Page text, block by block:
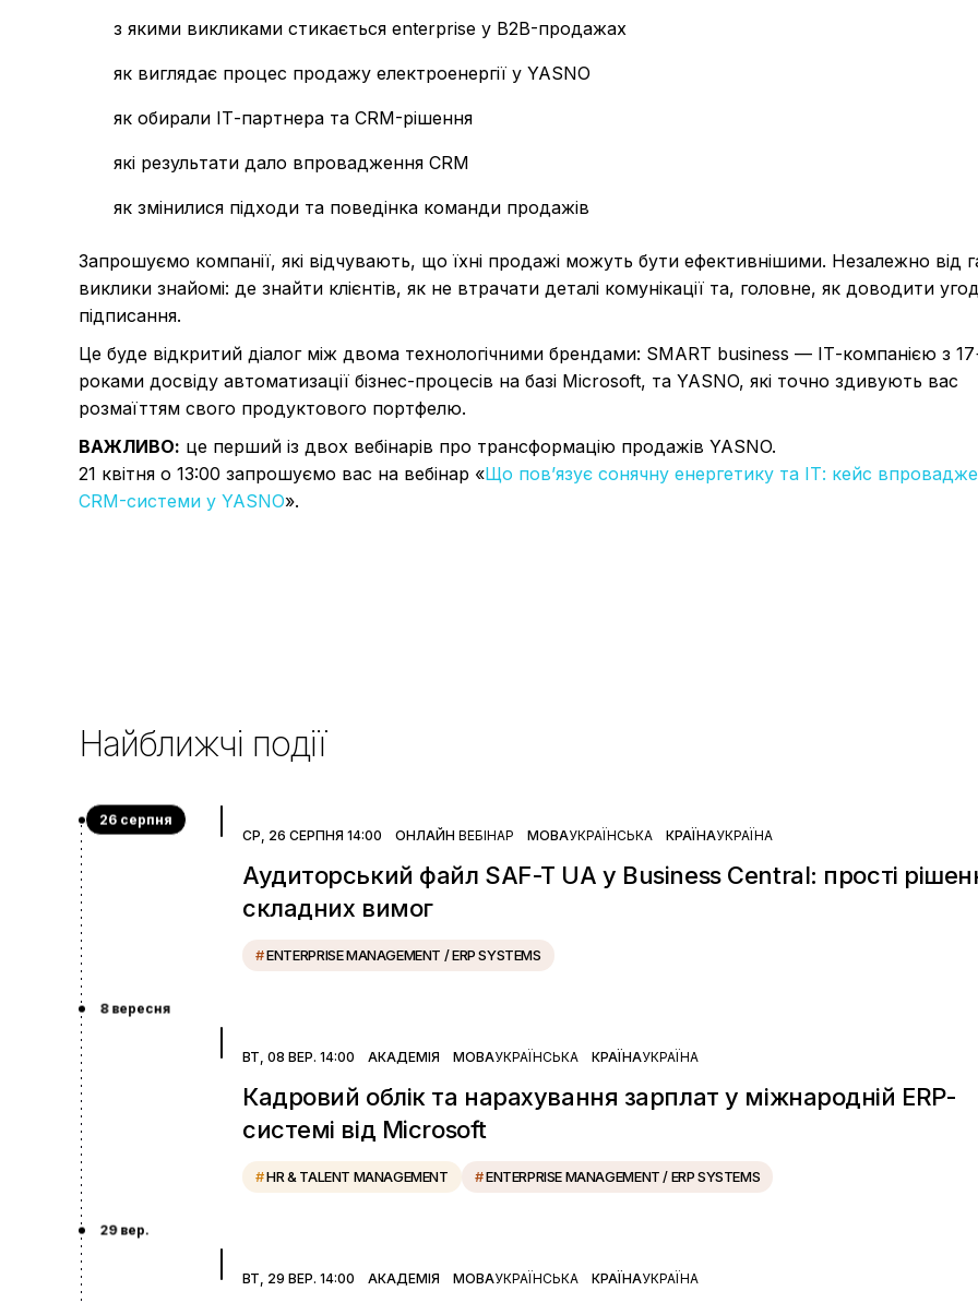
з якими викликами стикається enterprise у B2B-продажах
як виглядає процес продажу електроенергії у YASNO
як обирали ІТ-партнера та CRM-рішення
які результати дало впровадження CRM
як змінилися підходи та поведінка команди продажів
Запрошуємо компанії, які відчувають, що їхні продажі можуть бути ефективнішими. Незалежно від
виклики знайомі: де знайти клієнтів, як не втрачати деталі комунікації та, головне, як доводити
підписання.
Це буде відкритий діалог між двома технологічними брендами: SMART business — ІТ-компанією з
роками досвіду автоматизації бізнес-процесів на базі Microsoft, та YASNO, які точно здивують вас
розмаїттям свого продуктового портфелю.
ВАЖЛИВО: це перший із двох вебінарів про трансформацію продажів YASNO.
21 квітня о 13:00 запрошуємо вас на вебінар «Що пов’язує сонячну енергетику та ІТ: кейс
CRM-системи у YASNO».
Найближчі події
26 серпня
СР, 26 СЕРПНЯ 14:00
ОНЛАЙН ВЕБІНАР МОВАУКРАЇНСЬКА КРАЇНАУКРАЇНА
Аудиторський файл SAF-T UA у Business Central: прості
складних вимог
#ENTERPRISE MANAGEMENT / ERP SYSTEMS
8 вересня
ВТ, 08 ВЕР. 14:00 АКАДЕМІЯ МОВАУКРАЇНСЬКА КРАЇНАУКРАЇНА
Кадровий облік та нарахування зарплат у міжнародній ERP-
системі від Microsoft
#HR & TALENT MANAGEMENT #ENTERPRISE MANAGEMENT / ERP SYSTEMS
29 вер.
ВТ, 29 ВЕР. 14:00 АКАДЕМІЯ МОВАУКРАЇНСЬКА КРАЇНАУКРАЇНА